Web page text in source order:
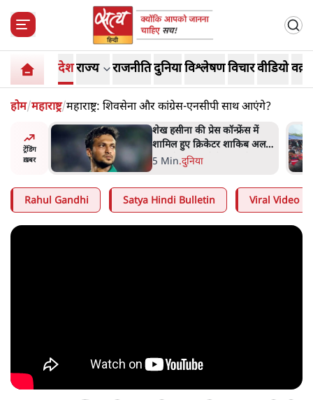
देशराज्य राजनीतिदुनियाविश्लेषणविचारवीडियो
होम/महाराष्ट्र/महाराष्ट्र: शिवसेना और कांग्रेस-एनसीपी साथ आएंगे?
ट्रेंडिंग
ख़बर
अहमद
में बंद
शेख हसीना की प्रेस कॉन्फ्रेंस में
शामिल हुए क्रिकेटर शाकिब अल
हसन के घर पर पेट्रोल बम से हमला
5 Min.दुनिया
Rahul Gandhi Satya Hindi Bulletin Viral Video